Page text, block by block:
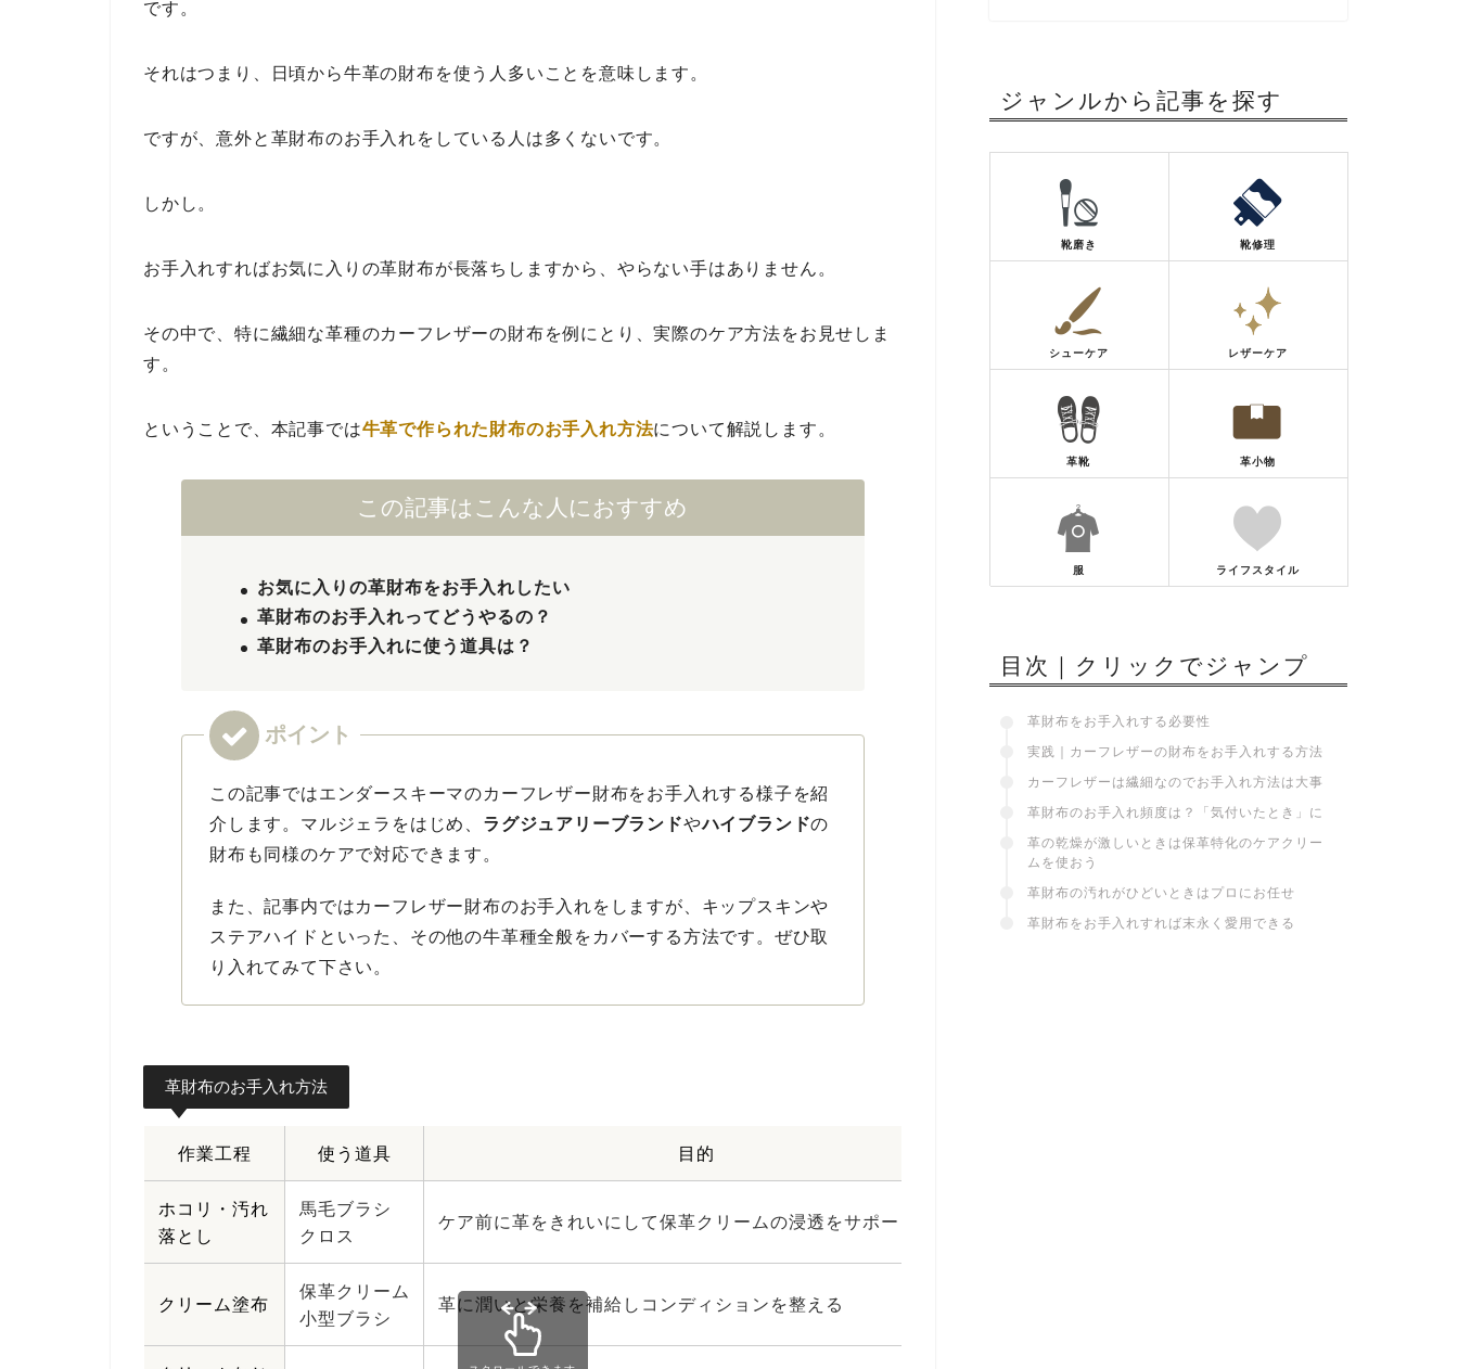
です。
それはつまり、日頃から牛革の財布を使う人多いことを意味します。
ですが、意外と革財布のお手入れをしている人は多くないです。
しかし。
お手入れすればお気に入りの革財布が長落ちしますから、やらない手はありません。
その中で、特に繊細な革種のカーフレザーの財布を例にとり、実際のケア方法をお見せしま
す。
ということで、本記事では牛革で作られた財布のお手入れ方法について解説します。
この記事はこんな人におすすめ
お気に入りの革財布をお手入れしたい
革財布のお手入れってどうやるの？
革財布のお手入れに使う道具は？
この記事ではエンダースキーマのカーフレザー財布をお手入れする様子を紹
介します。マルジェラをはじめ、 ラグジュアリーブランドやハイブランドの
財布も同様のケアで対応できます。
また、記事内ではカーフレザー財布のお手入れをしますが、キップスキンや
ステアハイドといった、その他の牛革種全般をカバーする方法です。ぜひ取
り入れてみて下さい。
革財布のお手入れ方法
作業工程 使う道具 目的
ホコリ・汚れ
落とし
馬毛ブラシ
クロス
ケア前に革をきれいにして保革クリームの浸透をサポートする
クリーム塗布
保革クリーム
小型ブラシ
革に潤いと栄養を補給しコンディションを整える
ジャンルから記事を探す
靴磨き 靴修理
シューケア レザーケア
革靴 革小物
服 ライフスタイル
目次｜クリックでジャンプ
革財布をお手入れする必要性
実践｜カーフレザーの財布をお手入れする方法
カーフレザーは繊細なのでお手入れ方法は大事
革財布のお手入れ頻度は？「気付いたとき」に
革の乾燥が激しいときは保革特化のケアクリー
ムを使おう
革財布の汚れがひどいときはプロにお任せ
革財布をお手入れすれば末永く愛用できる